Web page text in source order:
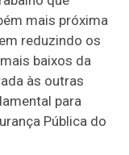
mais próxima
reduzindo os
baixos da
às outras
para
Pública do